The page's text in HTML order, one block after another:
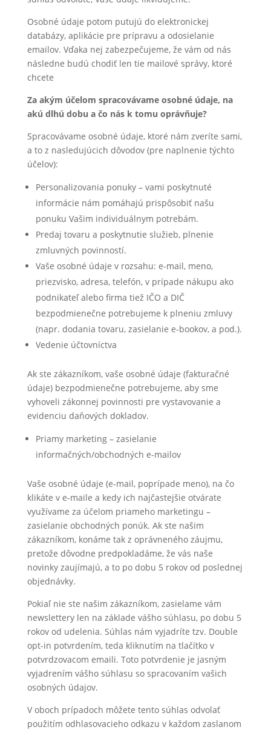
Osobné údaje potom putujú do elektronickej
databázy, aplikácie pre prípravu a odosielanie
emailov. Vďaka nej zabezpečujeme, že vám od nás
následne budú chodiť len tie mailové správy, ktoré
chcete
Za akým účelom spracovávame osobné údaje, na
akú dlhú dobu a čo nás k tomu oprávňuje?
Spracovávame osobné údaje, ktoré nám zveríte sami,
a to z nasledujúcich dôvodov (pre naplnenie týchto
účelov):
Personalizovania ponuky – vami poskytnuté
informácie nám pomáhajú prispôsobiť našu
ponuku Vašim individuálnym potrebám.
Predaj tovaru a poskytnutie služieb, plnenie
zmluvných povinností.
Vaše osobné údaje v rozsahu: e-mail, meno,
priezvisko, adresa, telefón, v prípade nákupu ako
podnikateľ alebo firma tiež IČO a DIČ
bezpodmienečne potrebujeme k plneniu zmluvy
(napr. dodania tovaru, zasielanie e-bookov, a pod.).
Vedenie účtovníctva
Ak ste zákazníkom, vaše osobné údaje (fakturačné
údaje) bezpodmienečne potrebujeme, aby sme
vyhoveli zákonnej povinnosti pre vystavovanie a
evidenciu daňových dokladov.
Priamy marketing – zasielanie
informačných/obchodných e-mailov
Vaše osobné údaje (e-mail, poprípade meno), na čo
klikáte v e-maile a kedy ich najčastejšie otvárate
využívame za účelom priameho marketingu –
zasielanie obchodných ponúk. Ak ste našim
zákazníkom, konáme tak z oprávneného záujmu,
pretože dôvodne predpokladáme, že vás naše
novinky zaujímajú, a to po dobu 5 rokov od poslednej
objednávky.
Pokiaľ nie ste našim zákazníkom, zasielame vám
newslettery len na základe vášho súhlasu, po dobu 5
rokov od udelenia. Súhlas nám vyjadríte tzv. Double
opt-in potvrdením, teda kliknutím na tlačítko v
potvrdzovacom emaili. Toto potvrdenie je jasným
vyjadrením vášho súhlasu so spracovaním vašich
osobných údajov.
V oboch prípadoch môžete tento súhlas odvolať
použitím odhlasovacieho odkazu v každom zaslanom